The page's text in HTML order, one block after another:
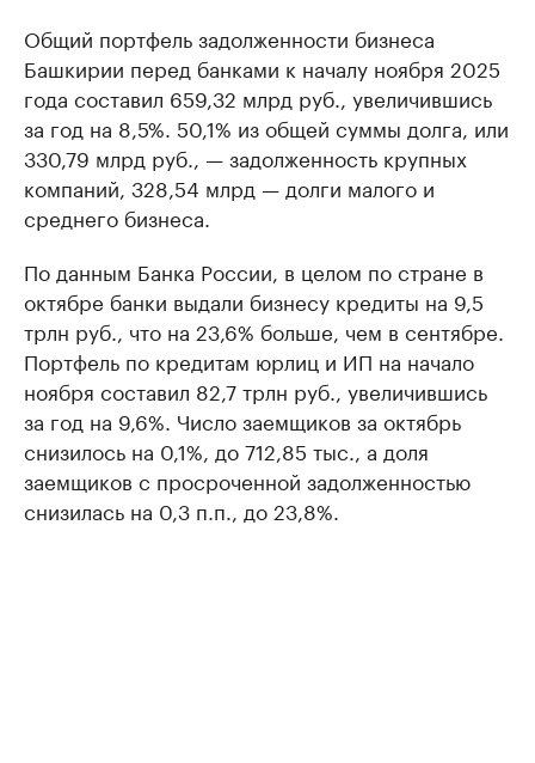
Общий портфель задолженности бизнеса
Башкирии перед банками к началу ноября 2025
года составил 659,32 млрд руб., увеличившись
за год на 8,5%. 50,1% из общей суммы долга, или
330,79 млрд руб., — задолженность крупных
компаний, 328,54 млрд — долги малого и
среднего бизнеса.
По данным Банка России, в целом по стране в
октябре банки выдали бизнесу кредиты на 9,5
трлн руб., что на 23,6% больше, чем в сентябре.
Портфель по кредитам юрлиц и ИП на начало
ноября составил 82,7 трлн руб., увеличившись
за год на 9,6%. Число заемщиков за октябрь
снизилось на 0,1%, до 712,85 тыс., а доля
заемщиков с просроченной задолженностью
снизилась на 0,3 п.п., до 23,8%.